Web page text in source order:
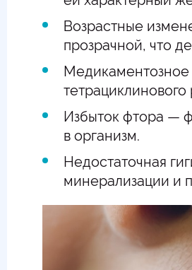
Возрастные
прозрачной, что
Медикаментозное
Избыток фтора —
в организм.
Недостаточная
минерализации и